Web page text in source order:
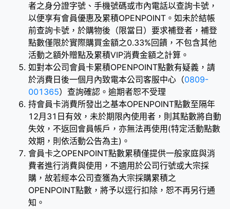
者之身分證字號、手機號碼或市內電話以查詢卡號，
以便享有會員優惠及累積OPENPOINT。如未於結帳
前查詢卡號，於購物後（限當日）要求補登者，補登
點數僅限於實際購買金額之0.33%回饋，不包含其他
活動之額外贈點及累積VIP消費金額之計算。
如對本公司會員卡累積OPENPOINT點數有疑義，請
於消費日後一個月內致電本公司客服中心（0809-
001365）查詢確認。逾期者恕不受理
持會員卡消費所發出之基本OPENPOINT點數至隔年
12月31日有效，未於期限內使用者，則其點數將自動
失效，不返回會員帳戶，亦無法再使用(特定活動點數
效期，則依活動公告為主)。
會員卡之OPENPOINT點數累積僅提供一般家庭與消
費者進行消費與使用，不適用於公司行號或大宗採
購，故若經本公司查獲為大宗採購累積之
OPENPOINT點數，將予以逕行扣除，恕不再另行通
知。